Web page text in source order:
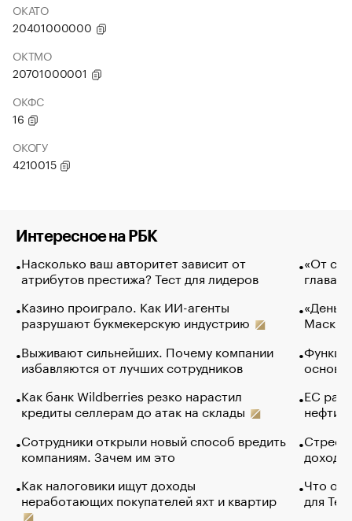
ОКАТО
20401000000
ОКТМО
20701000001
ОКФС
16
ОКОГУ
4210015
Интересное на РБК
Насколько ваш авторитет зависит от
атрибутов престижа? Тест для лидеров
Казино проиграло. Как ИИ-агенты
разрушают букмекерскую индустрию
Выживают сильнейших. Почему компании
избавляются от лучших сотрудников
Как банк Wildberries резко нарастил
кредиты селлерам до атак на склады
Сотрудники открыли новый способ вредить
компаниям. Зачем им это
Как налоговики ищут доходы
неработающих покупателей яхт и квартир
«От
глава
Маск в
основ
ЕС
нефти
Что
для